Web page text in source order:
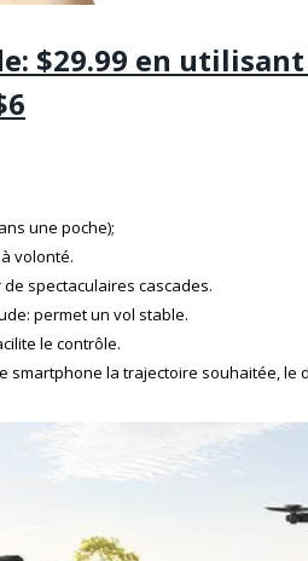
$29.99 en
une poche);
volonté.
spectaculaires cascades.
permet un vol stable.
le contrôle.
smartphone la trajectoire souhaitée, le